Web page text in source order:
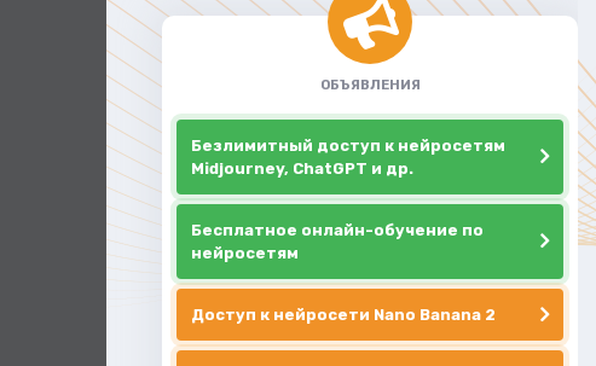
ОБЪЯВЛЕНИЯ
Безлимитный доступ к нейросетям
Midjourney, ChatGPT и др.
Бесплатное онлайн-обучение по
нейросетям
Доступ к нейросети Nano Banana 2